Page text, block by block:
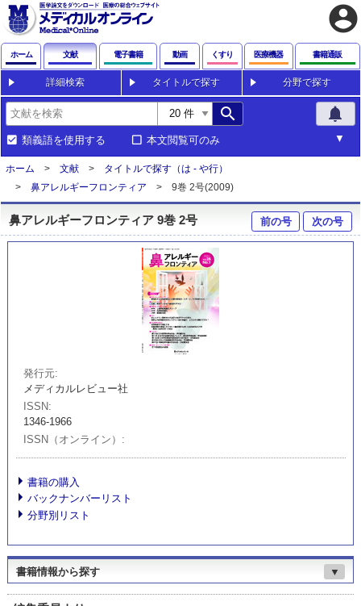
account_circle
ホーム 文献 電子書籍 動画 くすり 医療機器 書籍通販
詳細検索 タイトルで探す 分野で探す
search notifications
類義語を使用する 本文閲覧可のみ
ホーム 文献
タイトルで探す（は - や行）
鼻アレルギーフロンティア
9巻 2号(2009)
鼻アレルギーフロンティア 9巻 2号 前の号 次の号
発行元
メディカルレビュー社
ISSN
1346-1966
ISSN（オンライン）
書籍の購入
バックナンバーリスト
分野別リスト
書籍情報から探す ▼